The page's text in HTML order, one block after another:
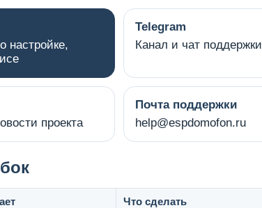
настройке,
Telegram
Канал и чат
проекта
Почта поддержки
help@espdomofon.ru
Что сделать